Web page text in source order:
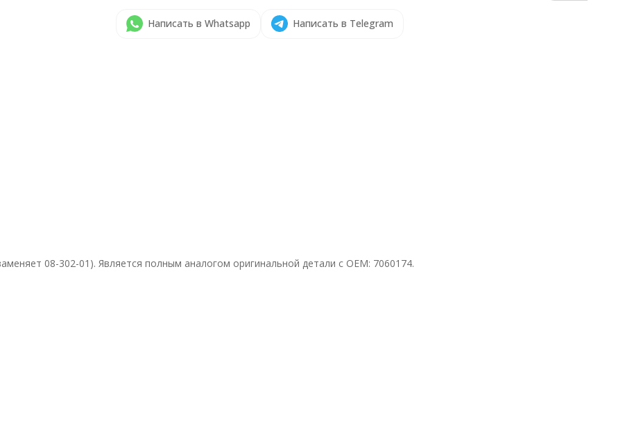
Написать в Whatsapp Написать в Telegram
08-302-01). Является полным аналогом оригинальной детали с ОЕМ: 7060174.